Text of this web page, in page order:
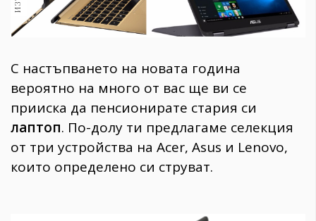
237
Gentlemen
382
Wellness
С настъпването на новата година
вероятно на много от вас ще ви се
прииска да пенсионирате стария си
лаптоп. По-долу ти предлагаме селекция
от три устройства на Acer, Asus и Lenovo,
които определено си струват.